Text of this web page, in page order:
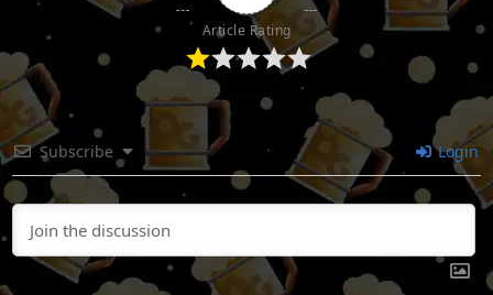
Article Rating
Subscribe Login